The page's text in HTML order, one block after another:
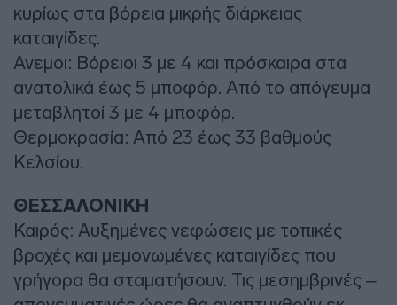
κυρίως στα βόρεια μικρής διάρκειας
καταιγίδες.
Ανεμοι: Βόρειοι 3 με 4 και πρόσκαιρα στα
ανατολικά έως 5 μποφόρ. Από το απόγευμα
μεταβλητοί 3 με 4 μποφόρ.
Θερμοκρασία: Από 23 έως 33 βαθμούς
Κελσίου.
ΘΕΣΣΑΛΟΝΙΚΗ
Καιρός: Αυξημένες νεφώσεις με τοπικές
βροχές και μεμονωμένες καταιγίδες που
γρήγορα θα σταματήσουν. Τις μεσημβρινές –